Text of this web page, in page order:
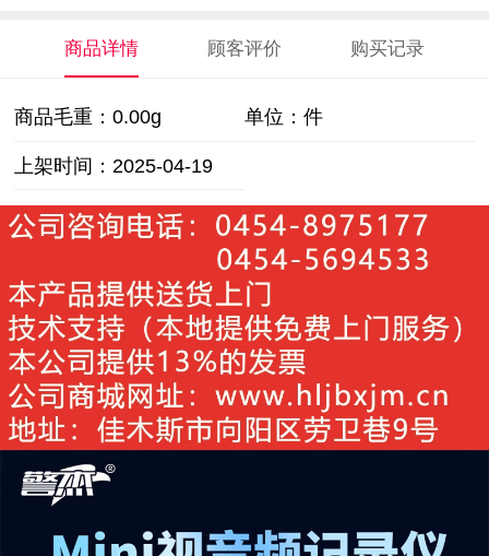
商品详情 顾客评价 购买记录
商品毛重： 0.00g 单位：件
上架时间：2025-04-19